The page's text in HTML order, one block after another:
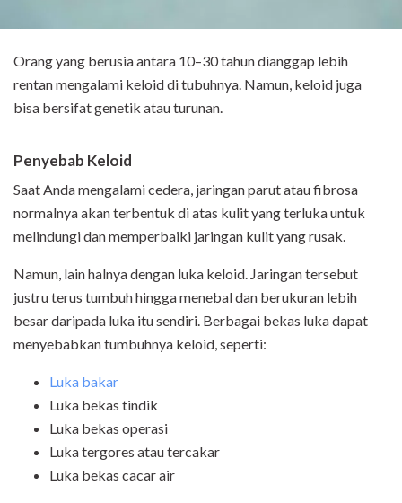
Orang yang berusia antara 10–30 tahun dianggap lebih
rentan mengalami keloid di tubuhnya. Namun, keloid juga
bisa bersifat genetik atau turunan.
Penyebab Keloid
Saat Anda mengalami cedera, jaringan parut atau fibrosa
normalnya akan terbentuk di atas kulit yang terluka untuk
melindungi dan memperbaiki jaringan kulit yang rusak.
Namun, lain halnya dengan luka keloid. Jaringan tersebut
justru terus tumbuh hingga menebal dan berukuran lebih
besar daripada luka itu sendiri. Berbagai bekas luka dapat
menyebabkan tumbuhnya keloid, seperti:
Luka bakar
Luka bekas tindik
Luka bekas operasi
Luka tergores atau tercakar
Luka bekas cacar air